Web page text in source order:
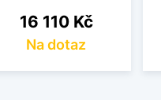
Cena
16 110 Kč
Na dotaz